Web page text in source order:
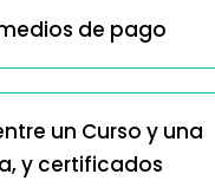
de pago
un Curso y una
y certificados